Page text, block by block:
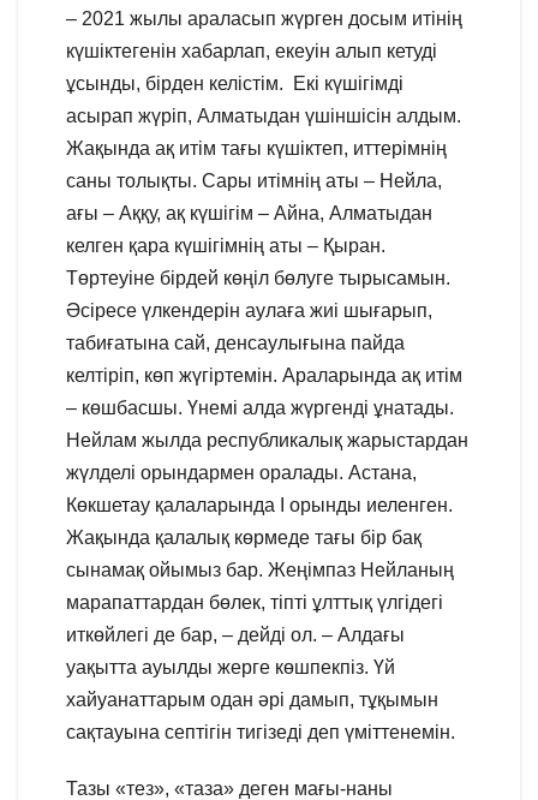
– 2021 жылы араласып жүрген досым итінің
күшіктегенін хабарлап, екеуін алып кетуді
ұсынды, бірден келістім. Екі күшігімді
асырап жүріп, Алматыдан үшіншісін алдым.
Жақында ақ итім тағы күшіктеп, иттерімнің
саны толықты. Сары итімнің аты – Нейла,
ағы – Аққу, ақ күшігім – Айна, Алматыдан
келген қара күшігімнің аты – Қыран.
Төртеуіне бірдей көңіл бөлуге тырысамын.
Әсіресе үлкендерін аулаға жиі шығарып,
табиғатына сай, денсаулығына пайда
келтіріп, көп жүгіртемін. Араларында ақ итім
– көшбасшы. Үнемі алда жүргенді ұнатады.
Нейлам жылда республикалық жарыстардан
жүлделі орындармен оралады. Астана,
Көкшетау қалаларында І орынды иеленген.
Жақында қалалық көрмеде тағы бір бақ
сынамақ ойымыз бар. Жеңімпаз Нейланың
марапаттардан бөлек, тіпті ұлттық үлгідегі
иткөйлегі де бар, – дейді ол. – Алдағы
уақытта ауылды жерге көшпекпіз. Үй
хайуанаттарым одан әрі дамып, тұқымын
сақтауына септігін тигізеді деп үміттенемін.
Тазы «тез», «таза» деген мағы-наны